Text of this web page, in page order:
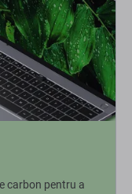
carbon pentru a